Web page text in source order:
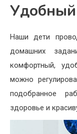
Удобный
Наши дети
домашних
комфортный,
можно
подобранное
здоровье и